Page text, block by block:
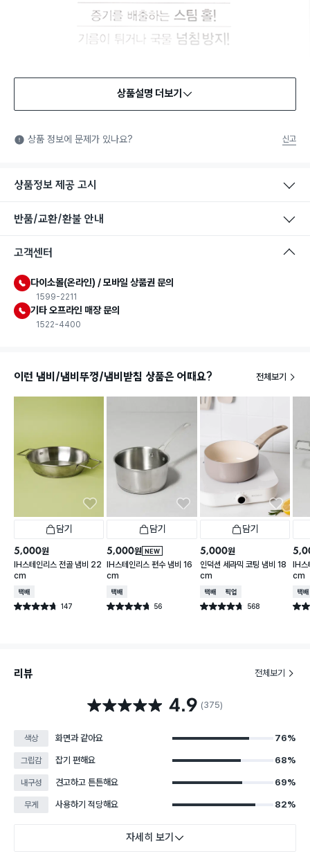
식품용 기구: 식품위생법에서 정한 규격에 따라 제조되어 식품 또
는 식품첨가물에 사용할 수 있는 식품용기구라는 표시입니다.
상품설명 더보기
상품 정보에 문제가 있나요? 신고
상품정보 제공 고시
반품/교환/환불 안내
고객센터
다이소몰(온라인) / 모바일 상품권 문의
1599-2211
기타 오프라인 매장 문의
1522-4400
이런 냄비/냄비뚜껑/냄비받침 상품은 어때요? 전체보기
담기
5,000원
IH스테인리스 전골 냄비 22
cm
택배배송
별점 4.7점 147
건 작성
담기
NEW
5,000원
IH스테인리스 편수 냄비 16
cm
택배배송
별점 4.7점 56
건 작성
담기
5,000원
인덕션 세라믹 코팅 냄비 18
cm
택배배송매장픽업
별점 4.7점 568
건 작성
IH스
cm
택배
별점
리뷰 전체보기
별점 4.9점 4.9 (375)
색상 화면과 같아요 76%
그립감 잡기 편해요 68%
내구성 견고하고 튼튼해요 69%
무게 사용하기 적당해요 82%
자세히 보기